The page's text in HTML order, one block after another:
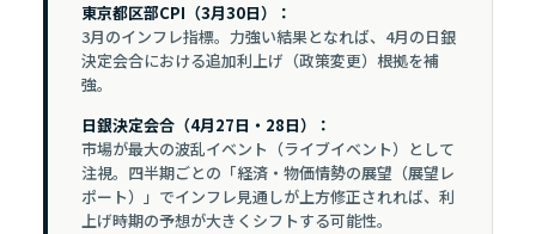
東京都区部CPI（3月30日）：
3月のインフレ指標。力強い結果となれば、4月の日銀
決定会合における追加利上げ（政策変更）根拠を補
強。
日銀決定会合（4月27日・28日）：
市場が最大の波乱イベント（ライブイベント）として
注視。四半期ごとの「経済・物価情勢の展望（展望レ
ポート）」でインフレ見通しが上方修正されれば、利
上げ時期の予想が大きくシフトする可能性。